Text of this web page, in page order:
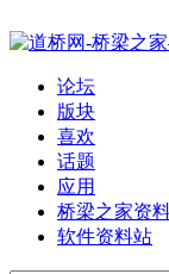
论坛
版块
喜欢
话题
应用
桥梁之家资
软件资料站